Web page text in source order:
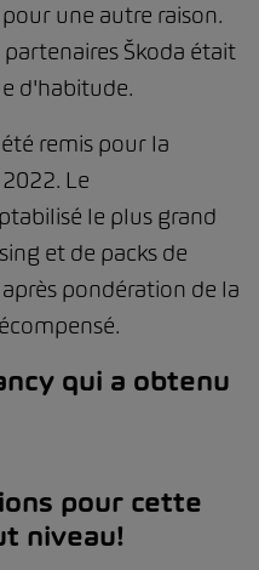
une autre raison.
Škoda était
d'habitude.
remis pour la
Le
le plus grand
et de packs de
pondération de la
qui a obtenu
pour cette
niveau!